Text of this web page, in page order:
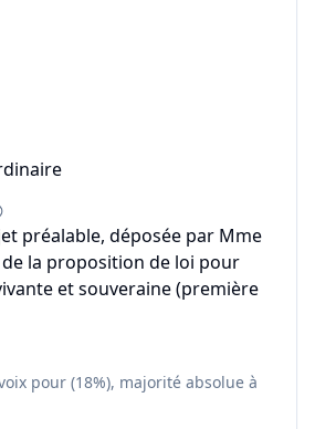
préalable, déposée par Mme
la proposition de loi pour
et souveraine (première
pour (18%), majorité absolue à